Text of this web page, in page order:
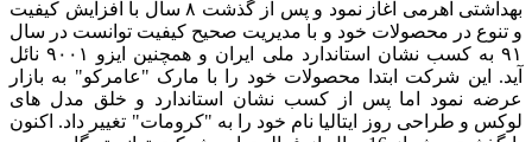
بهداشتی اهرمی آغاز نمود و پس از گذشت ۸ سال با افزایش کیفیت
و تنوع در محصولات خود و با مدیریت صحیح کیفیت توانست در سال
۹۱ به کسب نشان استاندارد ملی ایران و همچنین ایزو ۹۰۰۱ نائل
آید. این شرکت ابتدا محصولات خود را با مارک "عامرکو" به بازار
عرضه نمود اما پس از کسب نشان استاندارد و خلق مدل های
لوکس و طراحی روز ایتالیا نام خود را به "کرومات" تغییر داد. اکنون